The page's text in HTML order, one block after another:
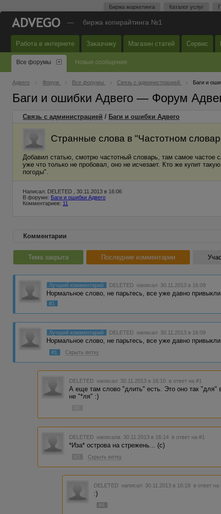
Биржа маркетинга Каталог услуг
— биржа копирайтинга №1
Работа в интернете Заказчику Магазин статей Сервис
Все форумы Новые сообщения
Адвего Форум Все форумы Связь с администрацией Баги и
Баги и ошибки Адвего — Форум
Связь с администрацией / Баги и ошибки Адвего
Странные слова в "Частотном
Добавил статью, смотрю частотный словарь, там самое частое
уже что только не пробовал, оно не исчезает. Кто же купит
погоды".
Написал: DELETED , 30.11.2013 в 16:06
В форуме: Баги и ошибки Адвего
Комментариев: 11
Комментарии
Тема закрыта Последние комментарии
Лучший комментарий DELETED написал 30.11.2013 в 16:09
Нормальное слово, не парьтесь, все уже давно
#1
Лучший комментарий DELETED написал 30.11.2013 в 16:09
Нормальное слово, не парьтесь, все уже давно
#1 Скрыть ветку
DELETED написал 30.11.2013 в 16:10 в ответ на #1
А еще там слово "длить" есть. Это оно так "для"
не "*ля" :)
DELETED написала 30.11.2013 в 16:14 в ответ на #1
*Иза* острова на стрежень... (с)
Скрыть ветку
DELETED написал 30.11.2013 в 16:19 в ответ на
:)
#4